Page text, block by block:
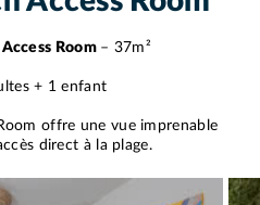
Room – 37m²
+ 1 enfant
offre une vue imprenable
direct à la plage.